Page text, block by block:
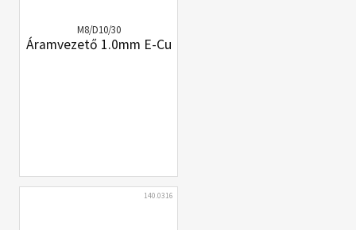
M8/D10/30
Áramvezető 1.0mm E-Cu
140.0316